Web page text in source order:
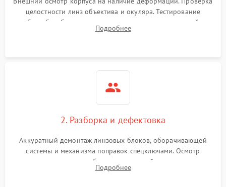
целостности линз объектива и окуляра. Тестирование
работы барабанчиков ввода поправок, кольца отстройки
параллакса и зума. Выявление сколов, внутренних
Подробнее
2. Разборка и дефектовка
Аккуратный демонтаж линзовых блоков, оборачивающей
системы и механизма поправок спецключами. Осмотр
внутренних резьбовых соединений, пружин и
уплотнительных колец. Поиск причин люфта, смещения
Подробнее